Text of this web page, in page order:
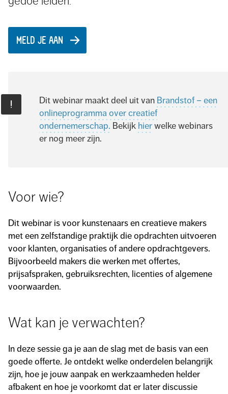
MELD JE AAN
Dit webinar maakt deel uit van Brandstof – een
onlineprogramma over creatief
ondernemerschap. Bekijk hier welke webinars
er nog meer zijn.
Voor wie?
Dit webinar is voor kunstenaars en creatieve makers
met een zelfstandige praktijk die opdrachten uitvoeren
voor klanten, organisaties of andere opdrachtgevers.
Bijvoorbeeld makers die werken met offertes,
prijsafspraken, gebruiksrechten, licenties of algemene
voorwaarden.
Wat kan je verwachten?
In deze sessie ga je aan de slag met de basis van een
goede offerte. Je ontdekt welke onderdelen belangrijk
zijn, hoe je jouw aanpak en werkzaamheden helder
afbakent en hoe je voorkomt dat er later discussie